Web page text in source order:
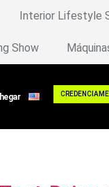
Interior Lifestyle
Show